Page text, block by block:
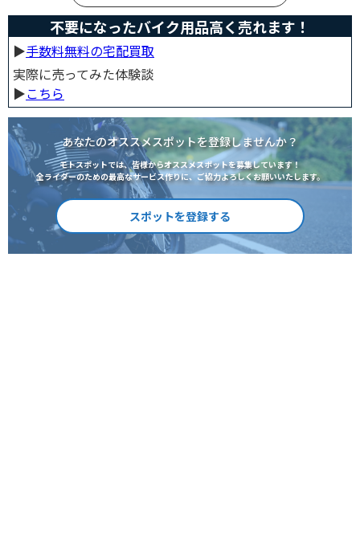
不要になったバイク用品高く売れます！
▶︎手数料無料の宅配買取
実際に売ってみた体験談
▶︎こちら
あなたのオススメスポットを登録しませんか？
モトスポットでは、皆様からオススメスポットを募集しています！
全ライダーのための最高なサービス作りに、ご協力よろしくお願いいたします。
スポットを登録する